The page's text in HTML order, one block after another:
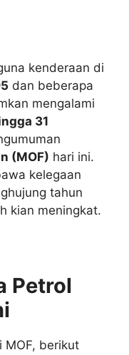
kenderaan di
dan beberapa
mengalami
31
(MOF) hari ini.
kelegaan
tahun
kian meningkat.
Petrol
MOF, berikut